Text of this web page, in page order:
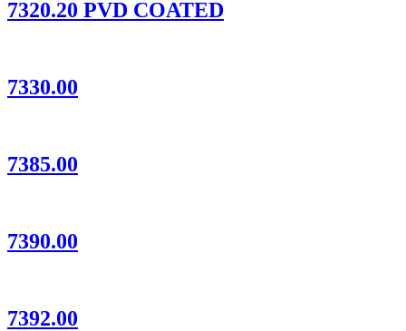
7320.20 PVD COATED
7330.00
7385.00
7390.00
7392.00